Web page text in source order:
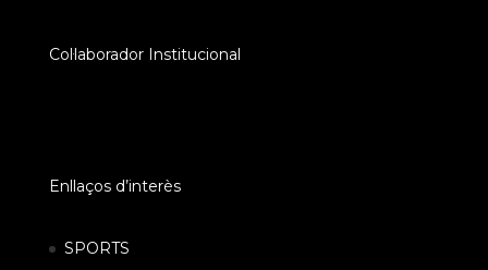
Col·laborador Institucional
Enllaços d’interès
SPORTS